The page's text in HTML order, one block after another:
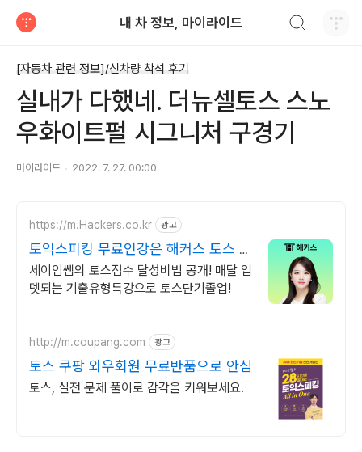
내 차 정보, 마이라이드
[자동차 관련 정보]/신차량 착석 후기
실내가 다했네. 더뉴셀토스 스노
우화이트펄 시그니처 구경기
마이라이드 2022. 7. 27. 00:00
https://m.Hackers.co.kr 광고
토익스피킹 무료인강은 해커스 토스 자
료집도 무료다
세이임쌤의 토스점수 달성비법 공개! 매달 업
뎃되는 기출유형특강으로 토스단기졸업!
http://m.coupang.com 광고
토스 쿠팡 와우회원 무료반품으로 안심
토스, 실전 문제 풀이로 감각을 키워보세요.